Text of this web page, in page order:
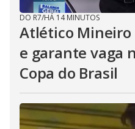
DO R7/HÁ 14 MINUTOS
Atlético Mineiro
e garante vaga
Copa do Brasil